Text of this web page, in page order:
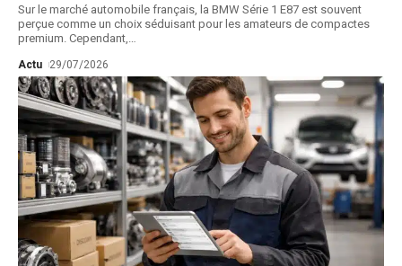
Sur le marché automobile français, la BMW Série 1 E87 est souvent
perçue comme un choix séduisant pour les amateurs de compactes
premium. Cependant,…
Actu 29/07/2026